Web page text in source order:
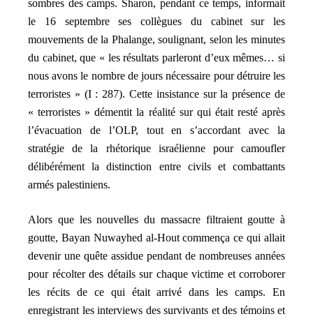
sombres des camps. Sharon, pendant ce temps, informait
le 16 septembre ses collègues du cabinet sur les
mouvements de la Phalange, soulignant, selon les minutes
du cabinet, que « les résultats parleront d’eux mêmes… si
nous avons le nombre de jours nécessaire pour détruire les
terroristes » (I : 287). Cette insistance sur la présence de
« terroristes » démentit la réalité sur qui était resté après
l’évacuation de l’OLP, tout en s’accordant avec la
stratégie de la rhétorique israélienne pour camoufler
délibérément la distinction entre civils et combattants
armés palestiniens.
Alors que les nouvelles du massacre filtraient goutte à
goutte, Bayan Nuwayhed al-Hout commença ce qui allait
devenir une quête assidue pendant de nombreuses années
pour récolter des détails sur chaque victime et corroborer
les récits de ce qui était arrivé dans les camps. En
enregistrant les interviews des survivants et des témoins et